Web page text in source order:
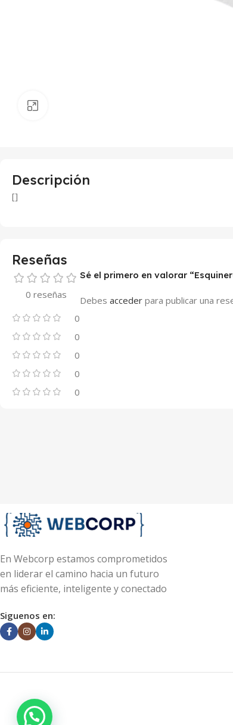
Descripción
[]
Reseñas
0 reseñas
0
0
0
0
0
Sé el primero en valorar
Debes acceder para publicar una
En Webcorp estamos comprometidos
en liderar el camino hacia un futuro
más eficiente, inteligente y conectado
Siguenos en: